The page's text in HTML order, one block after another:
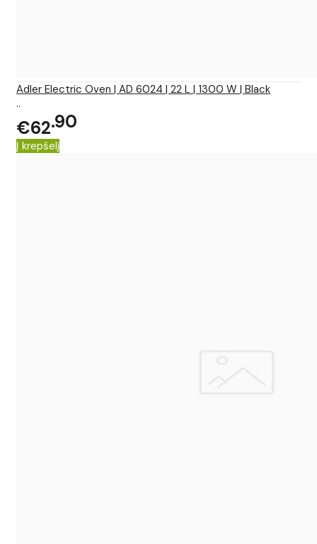
Adler Electric Oven | AD 6024 | 22 L | 1300 W | Black
..
€62 90
Į krepšelį